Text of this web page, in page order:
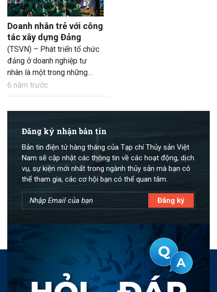
Doanh nhân trẻ với công
tác xây dựng Đảng
(TSVN) – Phát triển tổ chức
đảng ở doanh nghiệp tư
nhân là một trong những
nhiệm vụ quan trọng nhằm
tăng cường sự lãnh đạo của
nghiệp hóa, hiện đại hóa và
hội nhập quốc tế; cùng đó,
góp phần tích cực vào sự ổn
định và phát triển của doanh
nghiệp. Phong trào xây dựng
nghiệp quan tâm phát triển,
tiêu biểu trong ngành thủy
sản là Công ty TNHH
SX&TM Trúc Anh.
6 năm trước
Đăng ký nhận bản tin
Bản tin điện tử hàng tháng của Tạp chí Thủy sản Việt
Nam sẽ cập nhật các thông tin về các hoạt động, dịch
vụ, sự kiện mới nhất trong ngành thủy sản mà bạn có
thể tham gia, các cơ hội bạn có thể quan tâm.